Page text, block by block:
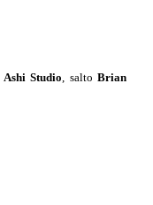
Ashi Studio , saltoBrian